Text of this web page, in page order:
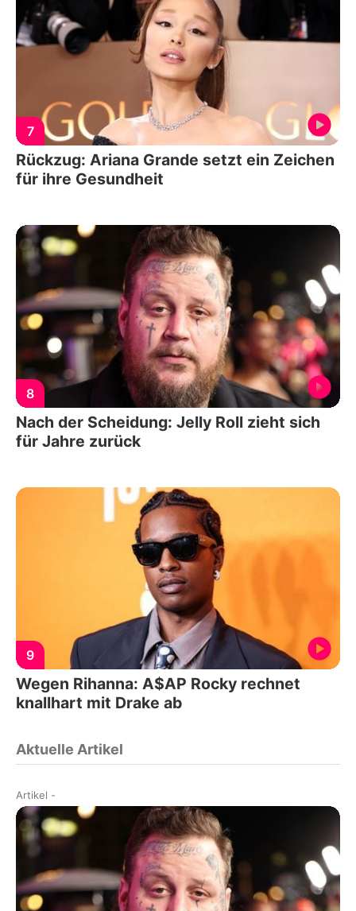
7
Rückzug: Ariana Grande setzt ein Zeichen
für ihre Gesundheit
8
Nach der Scheidung: Jelly Roll zieht sich
für Jahre zurück
9
Wegen Rihanna: A$AP Rocky rechnet
knallhart mit Drake ab
Aktuelle Artikel
Artikel -